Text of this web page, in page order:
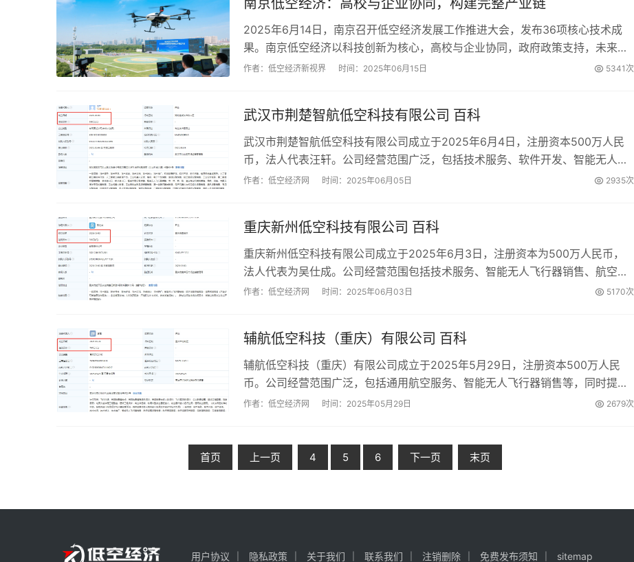
南京低空经济：高校与企业协同，构建完整产业链
2025年6月14日，南京召开低空经济发展工作推进大会，发布36项核心技术成
果。南京低空经济以科技创新为核心，高校与企业协同，政府政策支持，未来将
在技术创新、产业规模等方面实现突破，成为南京经济新增长极。...
作者：低空经济新视界 时间：2025年06月15日 5341次
武汉市荆楚智航低空科技有限公司 百科
武汉市荆楚智航低空科技有限公司成立于2025年6月4日，注册资本500万人民
币，法人代表汪轩。公司经营范围广泛，包括技术服务、软件开发、智能无人飞
行器销售等，是一家专注于低空科技领域的有限责任公司。...
作者：低空经济网 时间：2025年06月05日 2935次
重庆新州低空科技有限公司 百科
重庆新州低空科技有限公司成立于2025年6月3日，注册资本为500万人民币，
法人代表为吴仕成。公司经营范围包括技术服务、智能无人飞行器销售、航空运
营支持服务等，营业期限无固定期限。...
作者：低空经济网 时间：2025年06月03日 5170次
辅航低空科技（重庆）有限公司 百科
辅航低空科技（重庆）有限公司成立于2025年5月29日，注册资本500万人民
币。公司经营范围广泛，包括通用航空服务、智能无人飞行器销售等，同时提供
技术服务、航空商务服务等，注册地位于重庆市两江新区。...
作者：低空经济网 时间：2025年05月29日 2679次
首页 上一页 4 5 6 下一页 末页
用户协议 隐私政策 关于我们 联系我们 注销删除 免费发布须知 sitemap